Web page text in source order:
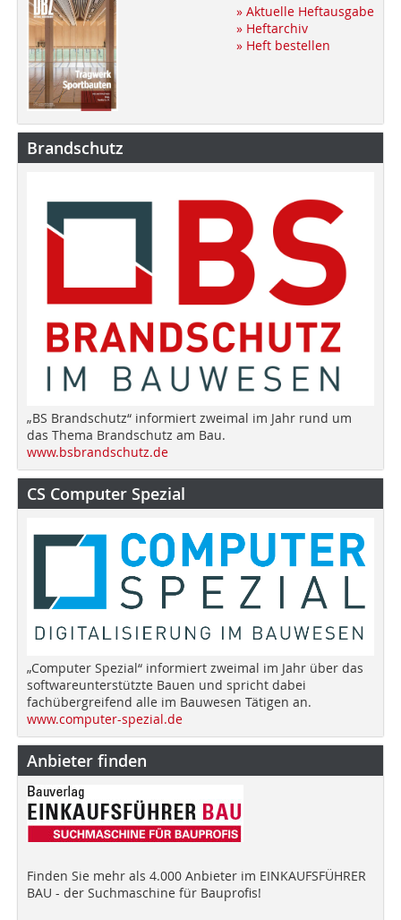
» Aktuelle Heftausgabe
» Heftarchiv
» Heft bestellen
Brandschutz
„BS Brandschutz“ informiert zweimal im Jahr rund um
das Thema Brandschutz am Bau.
www.bsbrandschutz.de
CS Computer Spezial
„Computer Spezial“ informiert zweimal im Jahr über das
softwareunterstützte Bauen und spricht dabei
fachübergreifend alle im Bauwesen Tätigen an.
www.computer-spezial.de
Anbieter finden
Finden Sie mehr als 4.000 Anbieter im EINKAUFSFÜHRER
BAU - der Suchmaschine für Bauprofis!